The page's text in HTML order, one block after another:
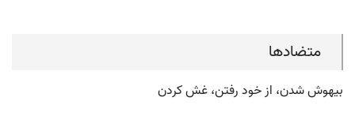
متضادها
بیهوش شدن، از خود رفتن، غش کردن